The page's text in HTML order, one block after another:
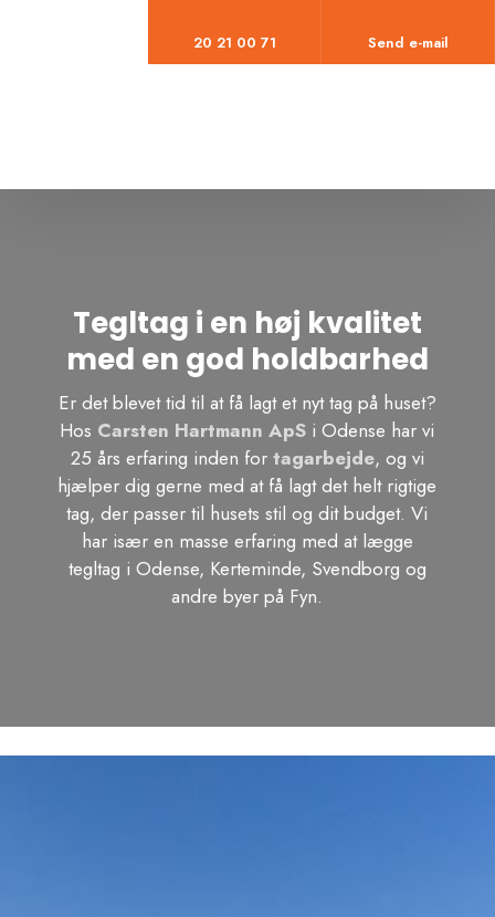
20 21 00 71 Send e-mail
Tegltag i en høj kvalitet
med en god holdbarhed​
​Er det blevet tid til at få lagt et nyt tag på huset?
Hos Carsten Hartmann ApS i Odense har vi
25 års erfaring inden for tagarbejde, og vi
hjælper dig gerne med at få lagt det helt rigtige
tag, der passer til husets stil og dit budget. Vi
har især en masse erfaring med at lægge
tegltag i Odense, Kerteminde, Svendborg og
andre byer på Fyn.​​